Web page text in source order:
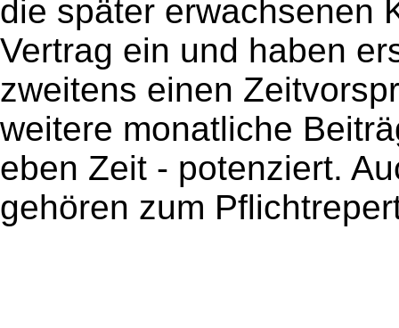
die später erwachsenen
Vertrag ein und haben
zweitens einen
weitere monatliche
eben Zeit - potenziert.
gehören zum